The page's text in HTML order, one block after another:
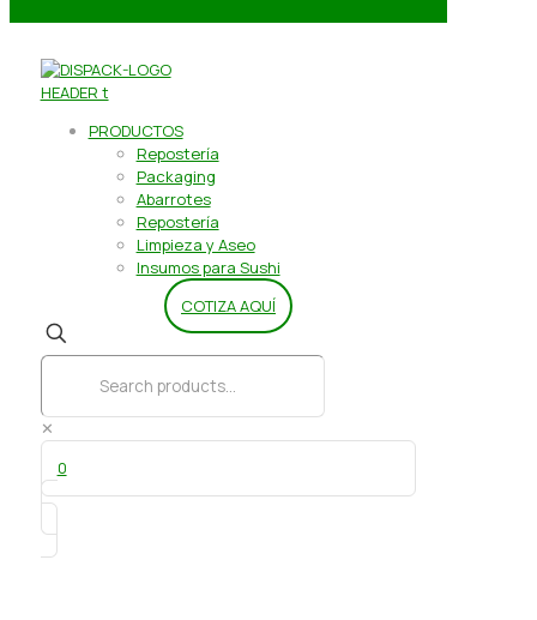
PRODUCTOS
Repostería
Packaging
Abarrotes
Repostería
Limpieza y Aseo
Insumos para Sushi
COTIZA AQUÍ
✕
0